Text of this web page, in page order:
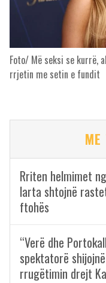
Foto/ Më seksi se kurrë,
rrjetin me setin e fundit
Rriten helmimet
larta shtojnë
ftohës
“Verë dhe
spektatorë
rrugëtimin drejt